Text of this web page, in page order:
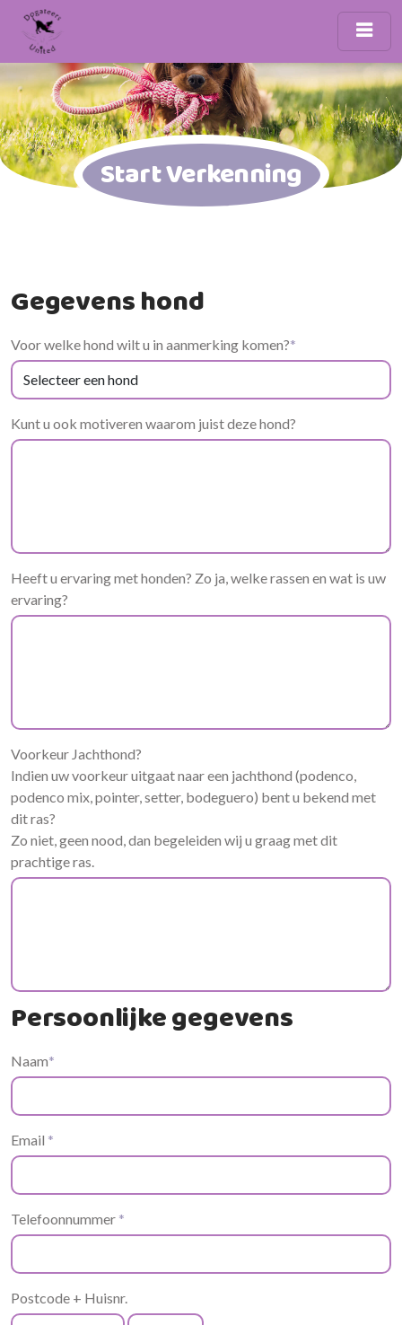
Start Verkenning
Gegevens hond
Voor welke hond wilt u in aanmerking komen?*
Kunt u ook motiveren waarom juist deze hond?
Heeft u ervaring met honden? Zo ja, welke rassen en wat is uw
ervaring?
Voorkeur Jachthond?
Indien uw voorkeur uitgaat naar een jachthond (podenco,
podenco mix, pointer, setter, bodeguero) bent u bekend met
dit ras?
Zo niet, geen nood, dan begeleiden wij u graag met dit
prachtige ras.
Persoonlijke gegevens
Naam*
Email *
Telefoonnummer *
Postcode + Huisnr.